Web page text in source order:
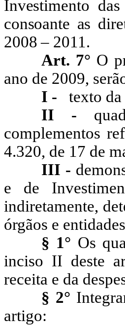
Investimento
consoante as
2008 – 2011.
Art. 7° O
ano de 2009,
I - texto
II -
complementos
4.320, de 17 de
III -
e de
indiretamente,
órgãos e
§ 1° Os
inciso II deste
receita e da
§ 2°
artigo: